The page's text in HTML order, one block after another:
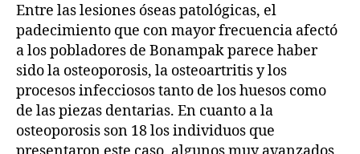
Entre las lesiones óseas patológicas, el
padecimiento que con mayor frecuencia afectó
a los pobladores de Bonampak parece haber
sido la osteoporosis, la osteoartritis y los
procesos infecciosos tanto de los huesos como
de las piezas dentarias. En cuanto a la
osteoporosis son 18 los individuos que